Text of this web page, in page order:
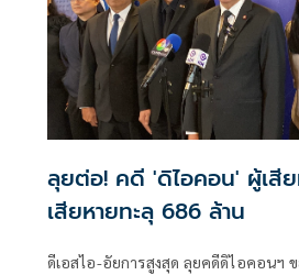
ลุยต่อ! คดี 'ดิไอคอน' ผู้เสีย
เสียหายทะลุ 686 ล้าน
ดีเอสไอ-อัยการสูงสุด ลุยคดีดิไอคอนฯ